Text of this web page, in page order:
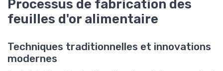
Processus de fabrication des
feuilles d'or alimentaire
Techniques traditionnelles et innovations
modernes